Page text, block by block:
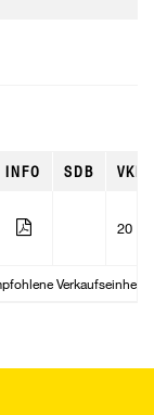
INFO SDB VKE
20
Verkaufseinheit